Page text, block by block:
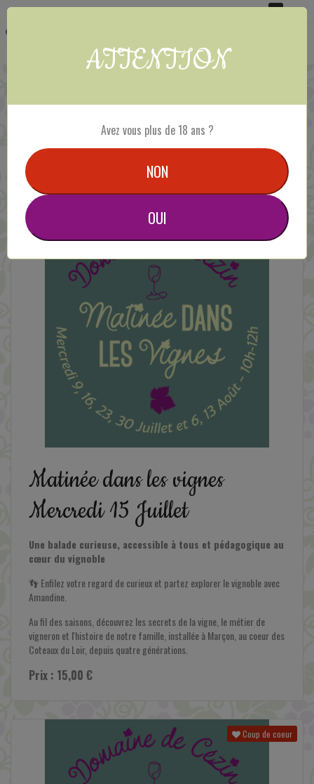
Activités
activités
Coup de coeur
Matinée dans les vignes
Mercredi 15 Juillet
Une balade curieuse, accessible à tous et pédagogique au
cœur du vignoble
👣 Enfilez votre regard de curieux et partez explorer le vignoble avec
Amandine.
Au fil des saisons, découvrez les secrets de la vigne, le métier de
vigneron et l'histoire de notre famille, installée à Marçon, au coeur des
Coteaux du Loir, depuis quatre générations.
Prix : 15,00 €
En savoir plus
Coup de coeur
0
ATTENTION
Avez vous plus de 18 ans ?
NON
OUI
Panneau de gestion des cookies